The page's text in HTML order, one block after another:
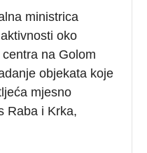
ministrica
oko
na Golom
objekata koje
mjesno
Raba i Krka,